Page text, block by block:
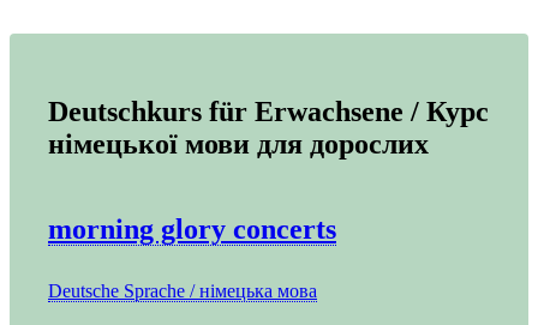
Deutschkurs für Erwachsene / Курс
німецької мови для дорослих
morning glory concerts
Deutsche Sprache / німецька мова